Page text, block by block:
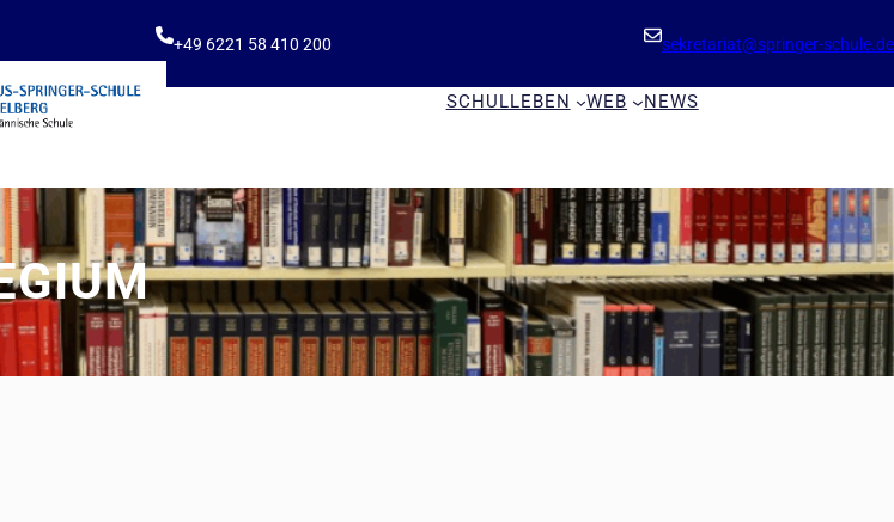
+49 6221 58 410 200 sekretariat@springer-schule.de
SCHULLEBEN WEB NEWS